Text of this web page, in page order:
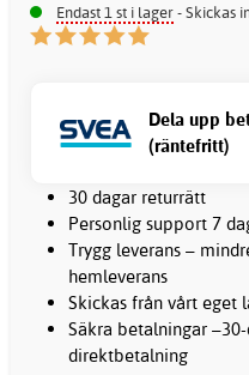
Endast 1 st i lager- Skickas
Dela upp
(räntefritt)
30 dagar returrätt
Personlig support 7
Trygg leverans –
hemleverans
Skickas från vårt eget
Säkra betalningar
direktbetalning